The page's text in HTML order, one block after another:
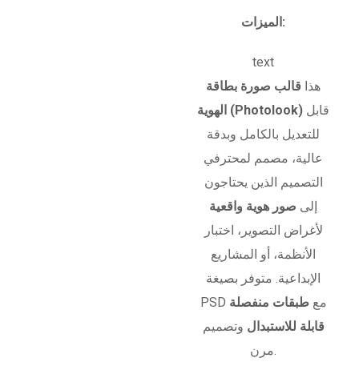
الميزات:
text
هذا قالب صورة بطاقة
الهوية (Photolook)
للتعديل بالكامل وبدقة
عالية، مصمم لمحترفي
التصميم الذين يحتاجون
إلى صور هوية واقعية
لأغراض التصوير، اختبار
الأنظمة، أو المشاريع
الإبداعية. متوفر بصيغة
PSD معطبقات منفصلة
قابلة للاستبدال وتصميم
مرن.